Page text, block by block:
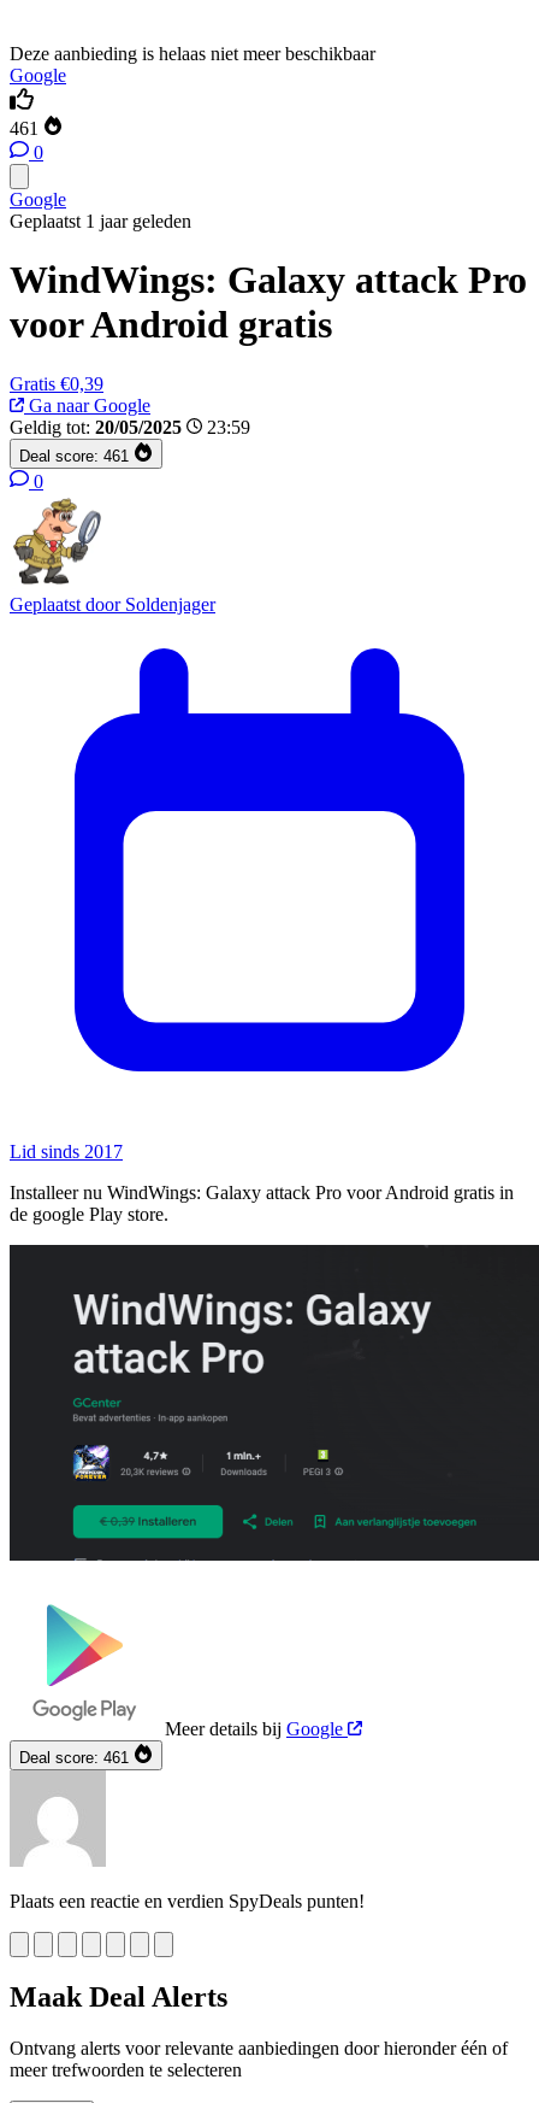
Deze aanbieding is helaas niet meer beschikbaar
Google
461
0
Google
Geplaatst 1 jaar geleden
WindWings: Galaxy attack Pro
voor Android gratis
Gratis €0,39
Ga naar Google
Geldig tot: 20/05/2025 23:59
Deal score: 461
0
Geplaatst door Soldenjager
Lid sinds 2017
Installeer nu WindWings: Galaxy attack Pro voor Android gratis in
de google Play store.
Meer details bij Google
Deal score: 461
Plaats een reactie en verdien SpyDeals punten!
Maak Deal Alerts
Ontvang alerts voor relevante aanbiedingen door hieronder één of
meer trefwoorden te selecteren